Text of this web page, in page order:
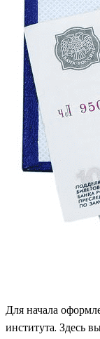
Для начала
института. Здесь